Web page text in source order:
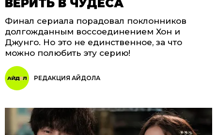
ВЕРИТЬ В ЧУДЕСА
Финал сериала порадовал поклонников
долгожданным воссоединением Хон и
Джунго. Но это не единственное, за что
можно полюбить эту серию!
РЕДАКЦИЯ АЙДОЛА